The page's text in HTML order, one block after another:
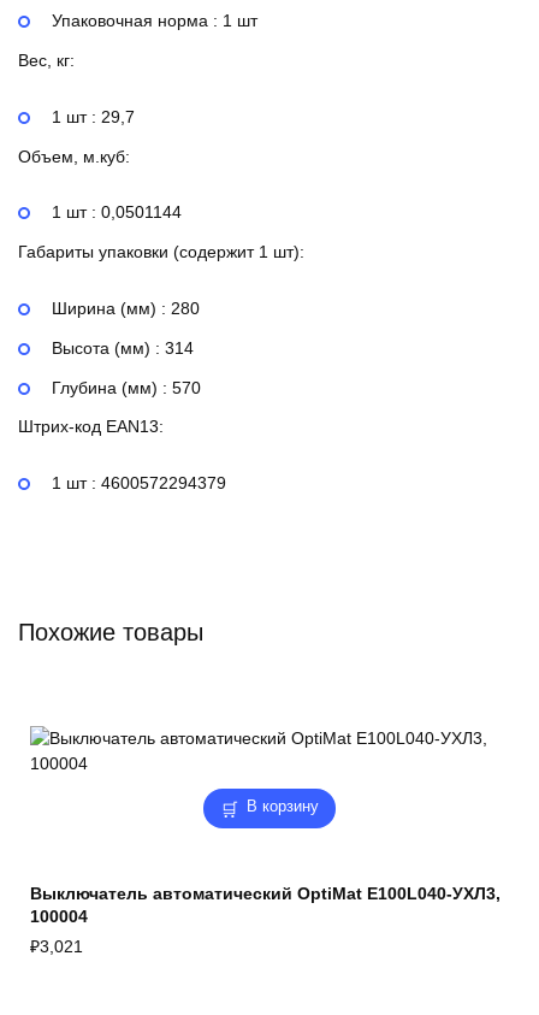
Упаковочная норма : 1 шт
Вес, кг:
1 шт : 29,7
Объем, м.куб:
1 шт : 0,0501144
Габариты упаковки (содержит 1 шт):
Ширина (мм) : 280
Высота (мм) : 314
Глубина (мм) : 570
Штрих-код EAN13:
1 шт : 4600572294379
Похожие товары
В корзину
Выключатель автоматический OptiMat E100L040-УХЛ3,
100004
₽3,021